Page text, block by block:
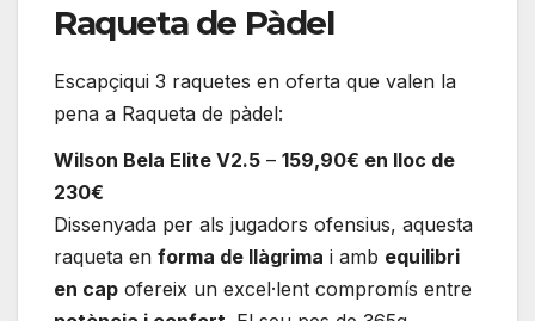
Raqueta de Pàdel
Escapçiqui 3 raquetes en oferta que valen la
pena a Raqueta de pàdel:
Wilson Bela Elite V2.5 – 159,90€ en lloc de
230€
Dissenyada per als jugadors ofensius, aquesta
raqueta en forma de llàgrima i amb equilibri
en cap ofereix un excel·lent compromís entre